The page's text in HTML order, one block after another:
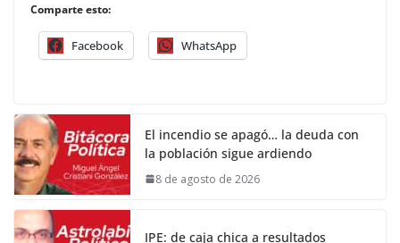
Comparte esto:
Facebook WhatsApp
El incendio se apagó… la deuda con
la población sigue ardiendo
8 de agosto de 2026
IPE: de caja chica a resultados